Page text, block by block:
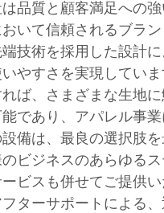
品質と顧客満足への
いて信頼されるブラ
技術を採用した設計
やすさを実現してい
ば、さまざまな生地
であり、アパレル事
備は、最良の選択肢
ビジネスのあらゆる
ビスも併せてご提供
ターサポートによる